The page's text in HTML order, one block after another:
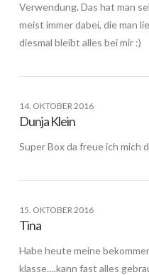
Verwendung. Das hat man
meist immer dabei, die man
diesmal bleibt alles bei mir :)
14. OKTOBER 2016
Dunja Klein
Super Box da freue ich mich
15. OKTOBER 2016
Tina
Habe heute meine
klasse….kann fast alles